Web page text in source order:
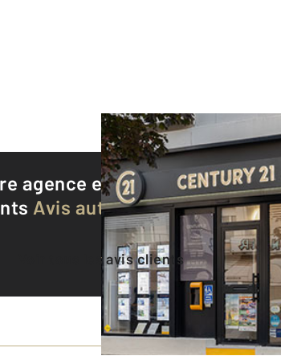
agence est notée9,3/10
Avis authentifiés par
Voir tous les avis clients